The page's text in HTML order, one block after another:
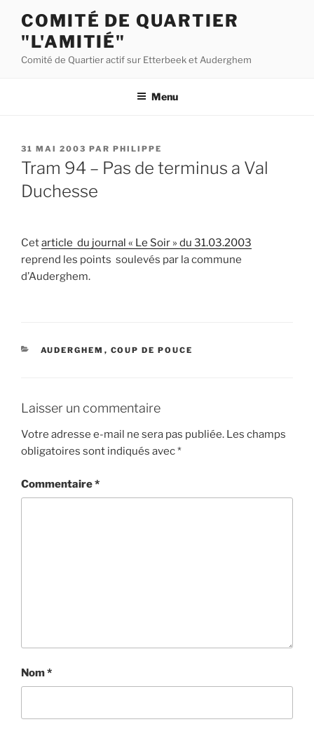
contenu
principal
COMITÉ DE QUARTIER
"L'AMITIÉ"
Comité de Quartier actif sur Etterbeek et Auderghem
Menu
PUBLIÉ
LE
31 MAI 2003 PAR PHILIPPE
Tram 94 – Pas de terminus a Val
Duchesse
Cetarticle du journal « Le Soir » du 31.03.2003
reprend les points soulevés par la commune
d’Auderghem.
CATÉGORIES
AUDERGHEM , COUP DE POUCE
Laisser un commentaire
Votre adresse e-mail ne sera pas publiée. Les champs
obligatoires sont indiqués avec*
Commentaire*
Nom*